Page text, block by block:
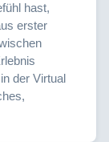
hast,
erster
der Virtual